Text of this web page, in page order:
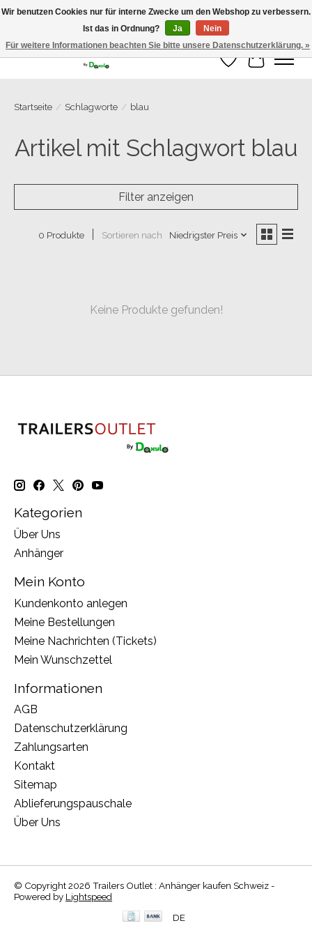
Grosse Auswahl an Anhänger direkt vom Hersteller!
Wunschzettel
Ihr
Startseite / Schlagworte / blau
Artikel mit Schlagwort blau
Filter anzeigen
0 Produkte Sortieren nach Niedrigster Preis
Keine Produkte gefunden!
Kategorien
Über Uns
Anhänger
Mein Konto
Kundenkonto anlegen
Meine Bestellungen
Meine Nachrichten (Tickets)
Mein Wunschzettel
Informationen
AGB
Datenschutzerklärung
Zahlungsarten
Kontakt
Sitemap
Ablieferungspauschale
Über Uns
© Copyright 2026 Trailers Outlet : Anhänger kaufen Schweiz -
Powered by Lightspeed
DE
Wir benutzen Cookies nur für interne Zwecke um den Webshop zu verbessern.
Ist das in Ordnung?
Ja
Nein
Für weitere Informationen beachten Sie bitte unsere Datenschutzerklärung. »